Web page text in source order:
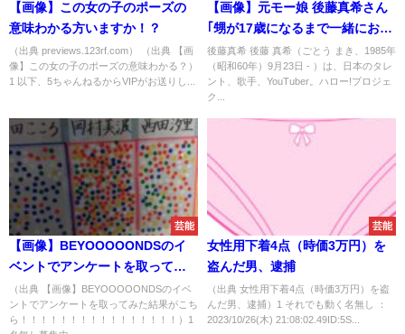
【画像】この女の子のポーズの
意味わかる方いますか！？
（出典 previews.123rf.com） （出典 【画
像】この女の子のポーズの意味わかる？）
1 以下、5ちゃんねるからVIPがお送りし...
【画像】元モー娘 後藤真希さん
｢甥が17歳になるまで一緒にお風
呂に…｣
後藤真希 後藤 真希（ごとう まき、1985年
（昭和60年）9月23日 - ）は、日本のタレ
ント、歌手、YouTuber。ハロー!プロジェ
ク...
芸能
【画像】BEYOOOOONDSのイ
ベントでアンケートを取ってみ
た結果がこち
ら！！！！！！！！！！！！！！！！
（出典 【画像】BEYOOOOONDSのイベ
ントでアンケートを取ってみた結果がこち
ら！！！！！！！！！！！！！！！！）1
芸能
女性用下着4点（時価3万円）を
盗んだ男、逮捕
（出典 女性用下着4点（時価3万円）を盗
んだ男、逮捕）1 それでも動く名無し ：
2023/10/26(木) 21:08:02.49ID:5S...